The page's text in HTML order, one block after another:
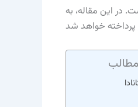
در این مقاله، به